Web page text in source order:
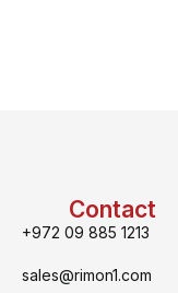
Contact
+972 09 885 1213
sales@rimon1.com